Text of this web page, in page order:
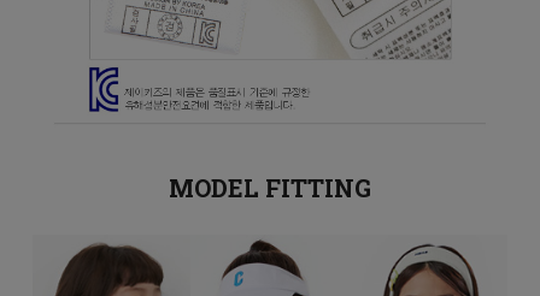
MODEL FITTING